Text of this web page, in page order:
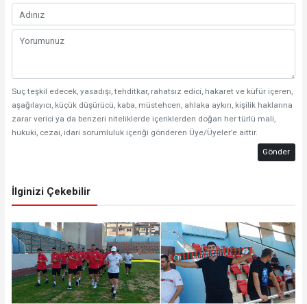
Suç teşkil edecek, yasadışı, tehditkar, rahatsız edici, hakaret ve küfür içeren,
aşağılayıcı, küçük düşürücü, kaba, müstehcen, ahlaka aykırı, kişilik haklarına
zarar verici ya da benzeri niteliklerde içeriklerden doğan her türlü mali,
hukuki, cezai, idari sorumluluk içeriği gönderen Üye/Üyeler’e aittir.
Gönder
İlginizi Çekebilir